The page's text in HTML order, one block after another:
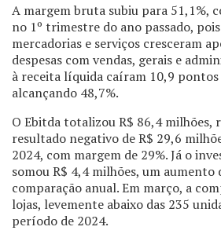
A margem bruta subiu para 51,1%,
no 1º trimestre do ano passado,
mercadorias e serviços cresceram
despesas com vendas, gerais e
à receita líquida caíram 10,9
alcançando 48,7%.
O Ebitda totalizou R$ 86,4 milhões,
resultado negativo de R$ 29,6
2024, com margem de 29%. Já o
somou R$ 4,4 milhões, um aumento
comparação anual. Em março, a
lojas, levemente abaixo das 235
período de 2024.